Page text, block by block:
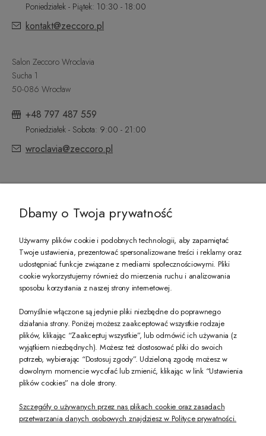
Poniedziałek - Piątek: 10:30 - 18:00
kontakt@zeccoro.pl
Salon Zeccoro Wroclavia
Sucha 1
50-086 Wrocław
+48 797 487 559
Poniedziałek - Sobota: 9:00 - 21:00
wroclavia@zeccoro.pl
PREZENT DLA CIEBIE!
-10% na pierwsze zakupy na zeccoro.pl Gdy zapiszesz się do naszego
Twoje dane będą przetwarzane zgodnie z nasząpolityką prywatności
POKAŻ PEŁNĄ WERSJĘ STRONY
Dbamy o Twoja prywatność
Używamy plików cookie i podobnych technologii, aby zapamiętać
Twoje ustawienia, prezentować spersonalizowane treści i reklamy oraz
udostępniać funkcje związane z mediami społecznościowymi. Pliki
cookie wykorzystujemy również do mierzenia ruchu i analizowania
sposobu korzystania z naszej strony internetowej.
Domyślnie włączone są jedynie pliki niezbędne do poprawnego
działania strony. Poniżej możesz zaakceptować wszystkie rodzaje
plików, klikając “Zaakceptuj wszystkie”, lub odmówić ich używania (z
wyjątkiem niezbędnych). Możesz też dostosować pliki do swoich
potrzeb, wybierając “Dostosuj zgody”. Udzieloną zgodę możesz w
dowolnym momencie wycofać lub zmienić, klikając w link “Ustawienia
plików cookies” na dole strony.
Szczegóły o używanych przez nas plikach cookie oraz zasadach
przetwarzania danych osobowych znajdziesz w Polityce prywatności.